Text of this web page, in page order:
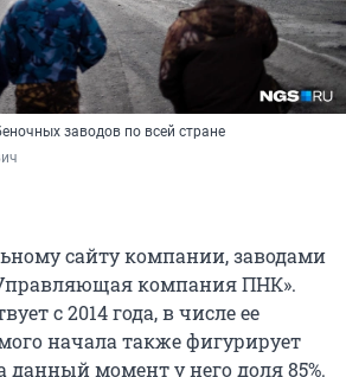
заводов по всей стране
сайту компании, заводами
компания ПНК».
с 2014 года, в числе ее
начала также фигурирует
момент у него доля 85%.